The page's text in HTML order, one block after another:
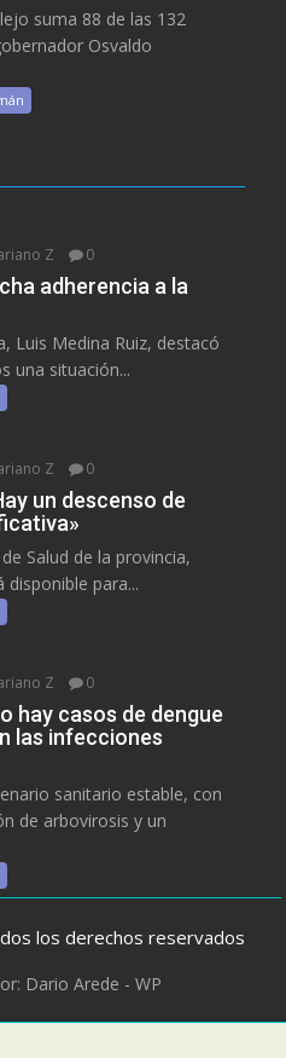
suma 88 de las 132
Osvaldo
Z 0
adherencia a la
Luis Medina Ruiz, destacó
una situación...
Z 0
un descenso de
Salud de la provincia,
para...
Z 0
hay casos de dengue
las infecciones
sanitario estable, con
de arbovirosis y un
los derechos reservados